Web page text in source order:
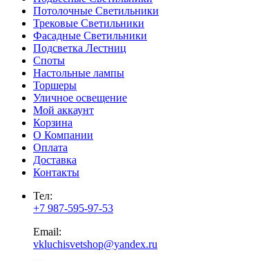
Потолочные Светильники
Трековые Светильники
Фасадные Светильники
Подсветка Лестниц
Споты
Настольные лампы
Торшеры
Уличное освещение
Мой аккаунт
Корзина
О Компании
Оплата
Доставка
Контакты
Тел:
+7 987-595-97-53
Email:
vkluchisvetshop@yandex.ru